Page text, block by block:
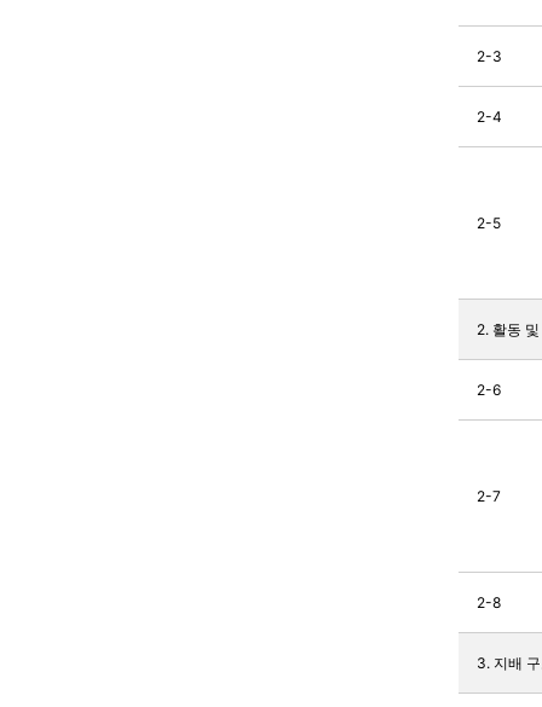
2-3
2-4
2-5
2. 활동
2-6
2-7
2-8
3. 지배